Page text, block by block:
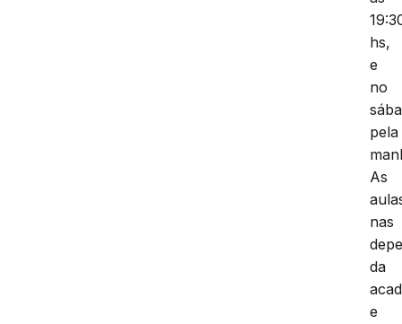
hs,
e
no
pela
As
nas
da
e